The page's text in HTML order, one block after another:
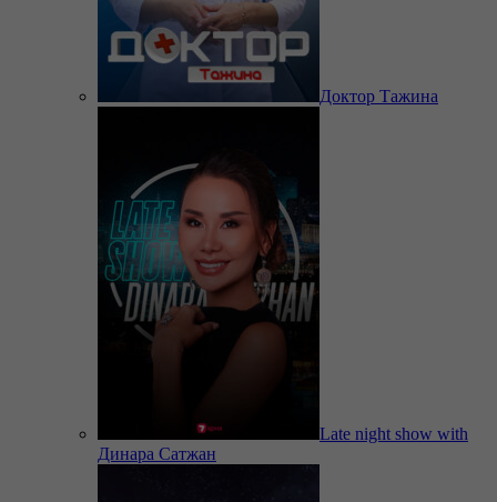
Доктор Тажина
Late night show with
Динара Сатжан